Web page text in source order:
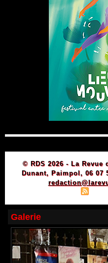
© RDS 2026 - La Revue
Dunant, Paimpol, 06 07
Galerie